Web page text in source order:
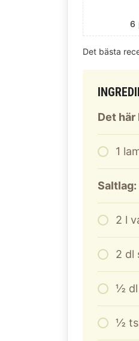
6
Det bästa
Det
1
Saltlag:
2 l
2 dl
½ dl
½